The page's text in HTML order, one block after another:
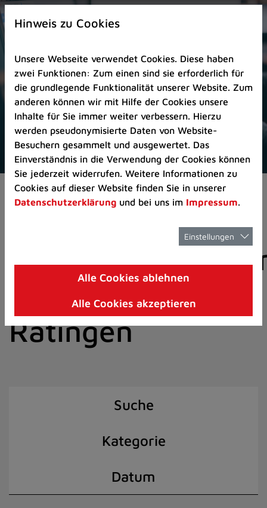
Zur
Startseite
Zum
Seitenanfang
springen
(Schnelltaste
A)
Zur
Navigation/Menü
springen
(Schnelltaste
M)
Zur
8)
I)
Pressemeldungen
der Stadt
Ratingen
Suche
Kategorie
Datum
Hinweis zu Cookies
Unsere Webseite verwendet Cookies. Diese haben
zwei Funktionen: Zum einen sind sie erforderlich für
die grundlegende Funktionalität unserer Website. Zum
anderen können wir mit Hilfe der Cookies unsere
Inhalte für Sie immer weiter verbessern. Hierzu
werden pseudonymisierte Daten von Website-
Besuchern gesammelt und ausgewertet. Das
Einverständnis in die Verwendung der Cookies können
Sie jederzeit widerrufen. Weitere Informationen zu
Cookies auf dieser Website finden Sie in unserer
Datenschutzerklärung und bei uns im Impressum.
Einstellungen
Alle Cookies ablehnen
Alle Cookies akzeptieren